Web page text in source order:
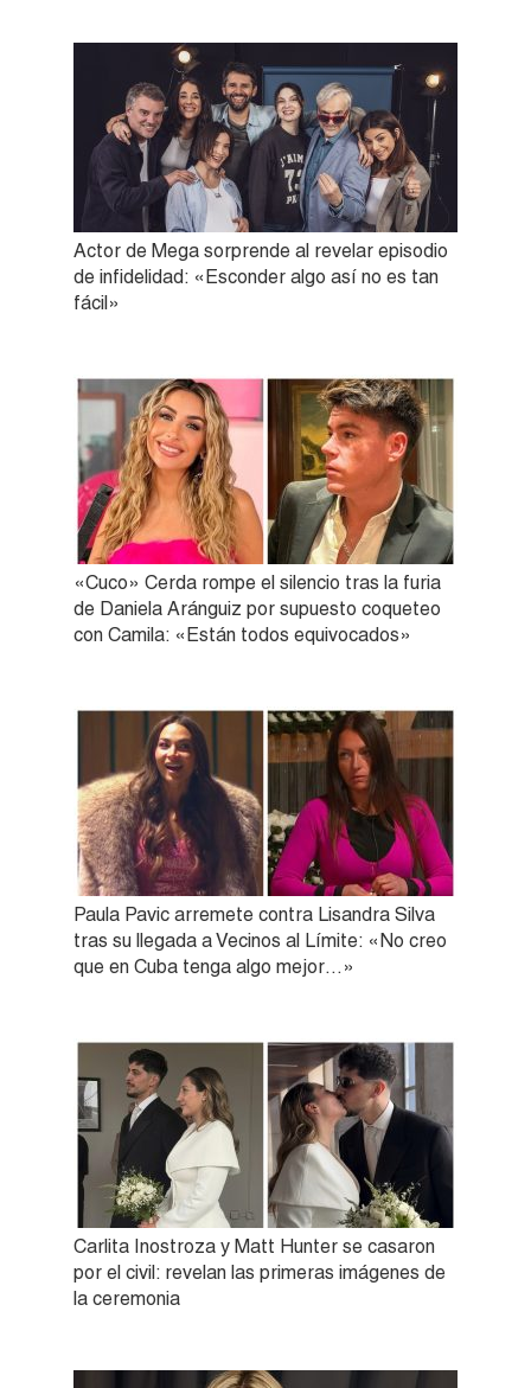
Actor de Mega sorprende al revelar episodio
de infidelidad: «Esconder algo así no es tan
fácil»
«Cuco» Cerda rompe el silencio tras la furia
de Daniela Aránguiz por supuesto coqueteo
con Camila: «Están todos equivocados»
Paula Pavic arremete contra Lisandra Silva
tras su llegada a Vecinos al Límite: «No creo
que en Cuba tenga algo mejor…»
Carlita Inostroza y Matt Hunter se casaron
por el civil: revelan las primeras imágenes de
la ceremonia